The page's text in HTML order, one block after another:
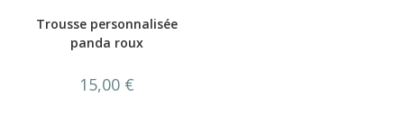
Trousse personnalisée
panda roux
15,00 €